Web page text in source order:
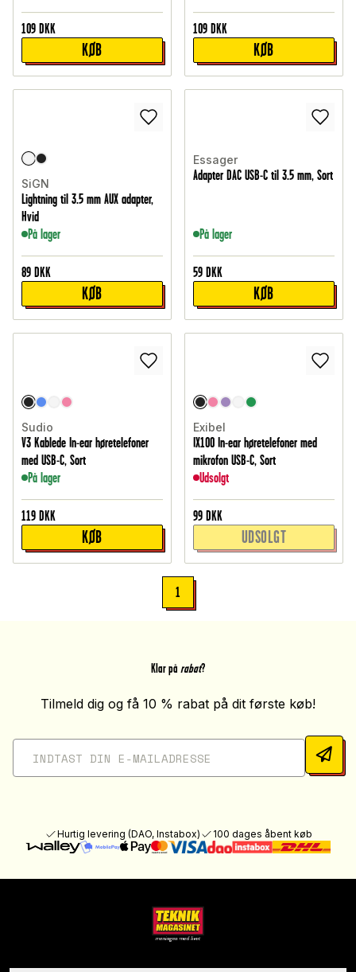
109 DKK
KØB
109 DKK
KØB
SiGN
Lightning til 3.5 mm AUX adapter,
Hvid
På lager
89 DKK
KØB
Essager
Adapter DAC USB-C til 3.5 mm, Sort
På lager
59 DKK
KØB
Sudio
V3 Kablede In-ear høretelefoner
med USB-C, Sort
På lager
119 DKK
KØB
Exibel
IX100 In-ear høretelefoner med
mikrofon USB-C, Sort
Udsolgt
99 DKK
UDSOLGT
1
Klar på rabat?
Tilmeld dig og få 10 % rabat på dit første køb!
Hurtig levering (DAO, Instabox) 100 dages åbent køb